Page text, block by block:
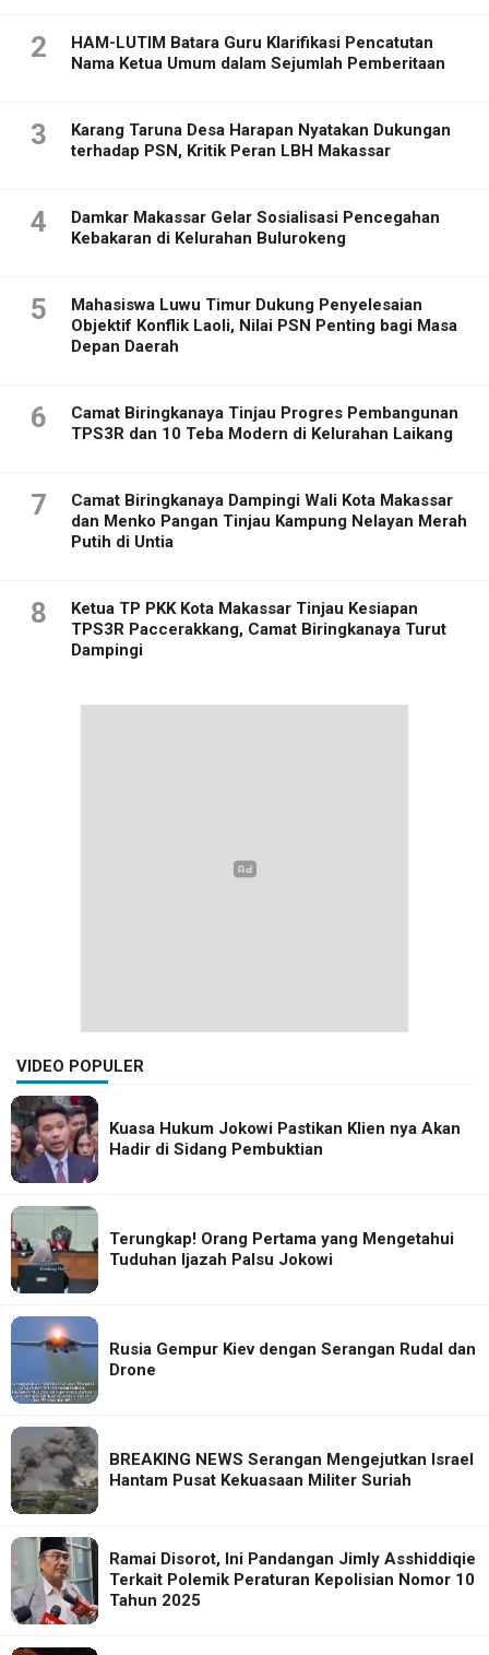
2
HAM-LUTIM Batara Guru Klarifikasi Pencatutan
Nama Ketua Umum dalam Sejumlah Pemberitaan
3
Karang Taruna Desa Harapan Nyatakan Dukungan
terhadap PSN, Kritik Peran LBH Makassar
4
Damkar Makassar Gelar Sosialisasi Pencegahan
Kebakaran di Kelurahan Bulurokeng
5
Mahasiswa Luwu Timur Dukung Penyelesaian
Objektif Konflik Laoli, Nilai PSN Penting bagi Masa
Depan Daerah
6
Camat Biringkanaya Tinjau Progres Pembangunan
TPS3R dan 10 Teba Modern di Kelurahan Laikang
7
Camat Biringkanaya Dampingi Wali Kota Makassar
dan Menko Pangan Tinjau Kampung Nelayan Merah
Putih di Untia
8
Ketua TP PKK Kota Makassar Tinjau Kesiapan
TPS3R Paccerakkang, Camat Biringkanaya Turut
Dampingi
VIDEO POPULER
Kuasa Hukum Jokowi Pastikan Klien nya Akan
Hadir di Sidang Pembuktian
Terungkap! Orang Pertama yang Mengetahui
Tuduhan Ijazah Palsu Jokowi
Rusia Gempur Kiev dengan Serangan Rudal dan
Drone
BREAKING NEWS Serangan Mengejutkan Israel
Hantam Pusat Kekuasaan Militer Suriah
Ramai Disorot, Ini Pandangan Jimly Asshiddiqie
Terkait Polemik Peraturan Kepolisian Nomor 10
Tahun 2025